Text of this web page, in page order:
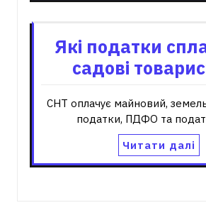
Які податки
садові
СНТ оплачує майновий,
податки, ПДФО та
Читати далі